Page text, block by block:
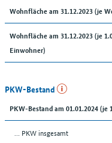
Wohnfläche am 31.12.2023 (je
Wohnfläche am 31.12.2023 (je
Einwohner)
PKW-Bestand
PKW-Bestand am 01.01.2024
… PKW insgesamt